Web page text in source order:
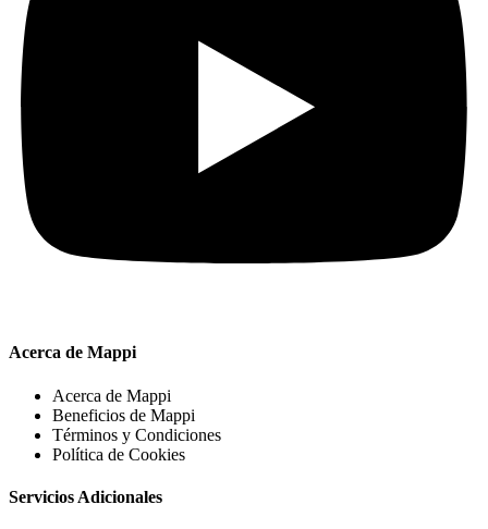
Acerca de Mappi
Acerca de Mappi
Beneficios de Mappi
Términos y Condiciones
Política de Cookies
Servicios Adicionales